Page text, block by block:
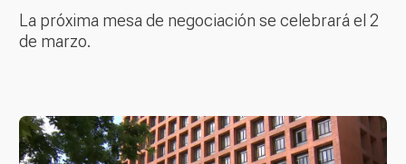
La próxima mesa de negociación se celebrará el 2
de marzo.